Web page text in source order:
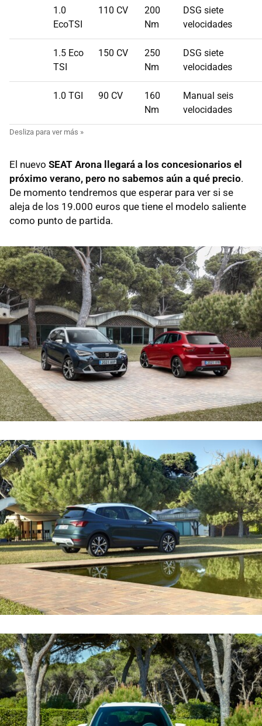
1.0
EcoTSI
110 CV
200
Nm
DSG siete
velocidades
1.5 Eco
TSI
150 CV
250
Nm
DSG siete
velocidades
1.0 TGI 90 CV
160
Nm
Manual seis
velocidades
El nuevo SEAT Arona llegará a los concesionarios el
próximo verano, pero no sabemos aún a qué precio.
De momento tendremos que esperar para ver si se
aleja de los 19.000 euros que tiene el modelo saliente
como punto de partida.